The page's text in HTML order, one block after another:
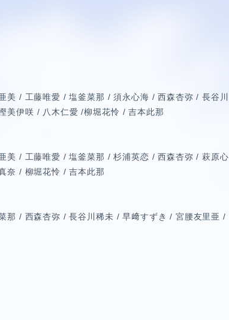
/ 工藤唯愛 / 塩釜菜那 / 須永心海 / 西森杏弥 / 長谷川
美伊咲 / 八木仁愛 /柳堀花怜 / 吉本此那
美 / 工藤唯愛 / 塩釜菜那 / 杉浦英恋 / 西森杏弥 / 萩原心
奈 / 柳堀花怜 / 吉本此那
那 / 西森杏弥 / 長谷川稀未 / 早﨑すずき / 宮腰友里亜 /